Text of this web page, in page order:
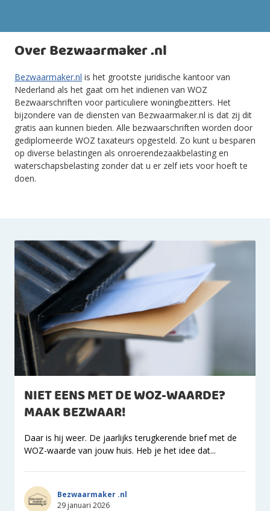
Over Bezwaarmaker .nl
Bezwaarmaker.nl is het grootste juridische kantoor van
Nederland als het gaat om het indienen van WOZ
Bezwaarschriften voor particuliere woningbezitters. Het
bijzondere van de diensten van Bezwaarmaker.nl is dat zij dit
gratis aan kunnen bieden. Alle bezwaarschriften worden door
gediplomeerde WOZ taxateurs opgesteld. Zo kunt u besparen
op diverse belastingen als onroerendezaakbelasting en
waterschapsbelasting zonder dat u er zelf iets voor hoeft te
doen.
NIET EENS MET DE WOZ-WAARDE?
MAAK BEZWAAR!
Daar is hij weer. De jaarlijks terugkerende brief met de
WOZ-waarde van jouw huis. Heb je het idee dat...
Bezwaarmaker .nl
29 januari 2026